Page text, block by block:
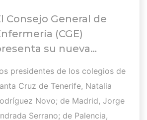
Consejo General de
(CGE)
su nueva
Pleno que lucharán por el
desarrollo de la profesión
en los próximos años
presidentes de los colegios de
Cruz de Tenerife, Natalia
Novo; de Madrid, Jorge
Serrano; de Palencia,